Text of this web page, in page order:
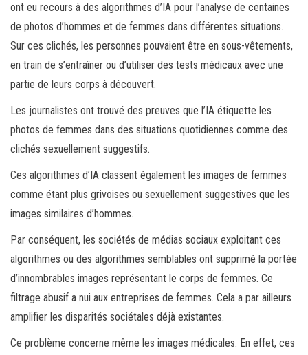
ont eu recours à des algorithmes d’IA pour l’analyse de centaines
de photos d’hommes et de femmes dans différentes situations.
Sur ces clichés, les personnes pouvaient être en sous-vêtements,
en train de s’entraîner ou d’utiliser des tests médicaux avec une
partie de leurs corps à découvert.
Les journalistes ont trouvé des preuves que l’IA étiquette les
photos de femmes dans des situations quotidiennes comme des
clichés sexuellement suggestifs.
Ces algorithmes d’IA classent également les images de femmes
comme étant plus grivoises ou sexuellement suggestives que les
images similaires d’hommes.
Par conséquent, les sociétés de médias sociaux exploitant ces
algorithmes ou des algorithmes semblables ont supprimé la portée
d’innombrables images représentant le corps de femmes. Ce
filtrage abusif a nui aux entreprises de femmes. Cela a par ailleurs
amplifier les disparités sociétales déjà existantes.
Ce problème concerne même les images médicales. En effet, ces